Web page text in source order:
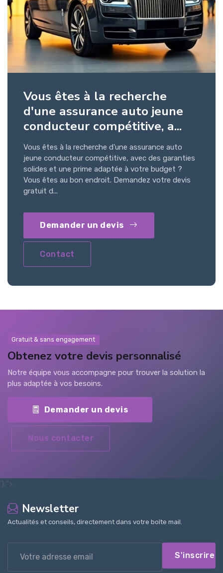
Vous êtes à la recherche
d'une assurance auto jeune
conducteur compétitive, a...
Vous êtes à la recherche d'une assurance auto
jeune conducteur compétitive, avec des garanties
solides et une prime adaptée à votre budget ?
Vous êtes au bon endroit. Demandez votre devis
gratuit d...
Demander un devis
Contact
Gratuit & sans engagement
Obtenez votre devis personnalisé
Notre équipe vous accompagne pour trouver la solution la
plus adaptée à vos besoins.
Demander un devis
Nous contacter
');">
Newsletter
Actualités et conseils, directement dans votre boîte mail.
S'inscrire